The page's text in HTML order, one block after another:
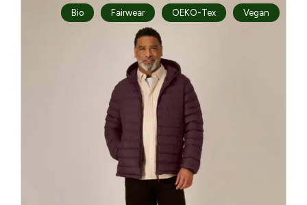
Bio Fairwear OEKO-Tex Vegan